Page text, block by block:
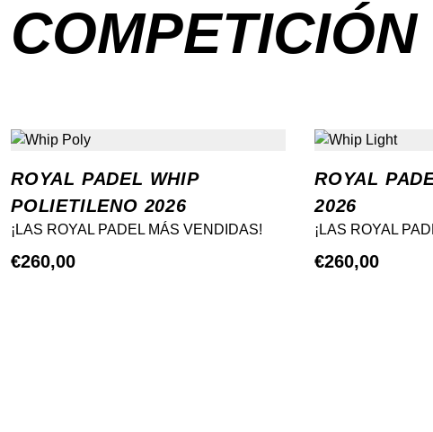
COMPETICIÓN
ROYAL PADEL WHIP
POLIETILENO 2026
¡LAS ROYAL PADEL MÁS VENDIDAS!
€260,00
ROYAL
2026
¡LAS ROYAL
€260,00